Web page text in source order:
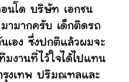
นโด บริษัท เอกชน
ามากครับ เด็กติดรถ
เอง ซึ่งปกติแล้วผมจะ
มงานที่ไว้ใจได้ไปแทน
รุงเทพ ปริมณฑลและ